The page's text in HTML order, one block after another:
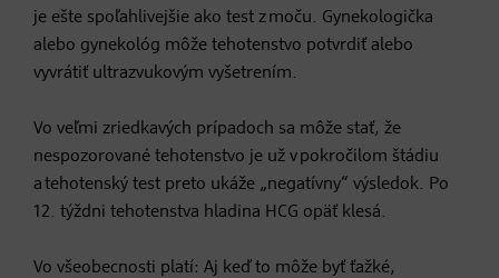
je ešte spoľahlivejšie ako test z moču. Gynekologička
alebo gynekológ môže tehotenstvo potvrdiť alebo
vyvrátiť ultrazvukovým vyšetrením.
Vo veľmi zriedkavých prípadoch sa môže stať, že
nespozorované tehotenstvo je už v pokročilom štádiu
a tehotenský test preto ukáže „negatívny“ výsledok. Po
12. týždni tehotenstva hladina HCG opäť klesá.
Vo všeobecnosti platí: Aj keď to môže byť ťažké,